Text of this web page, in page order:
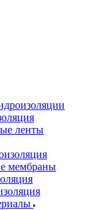
ленты
мембраны